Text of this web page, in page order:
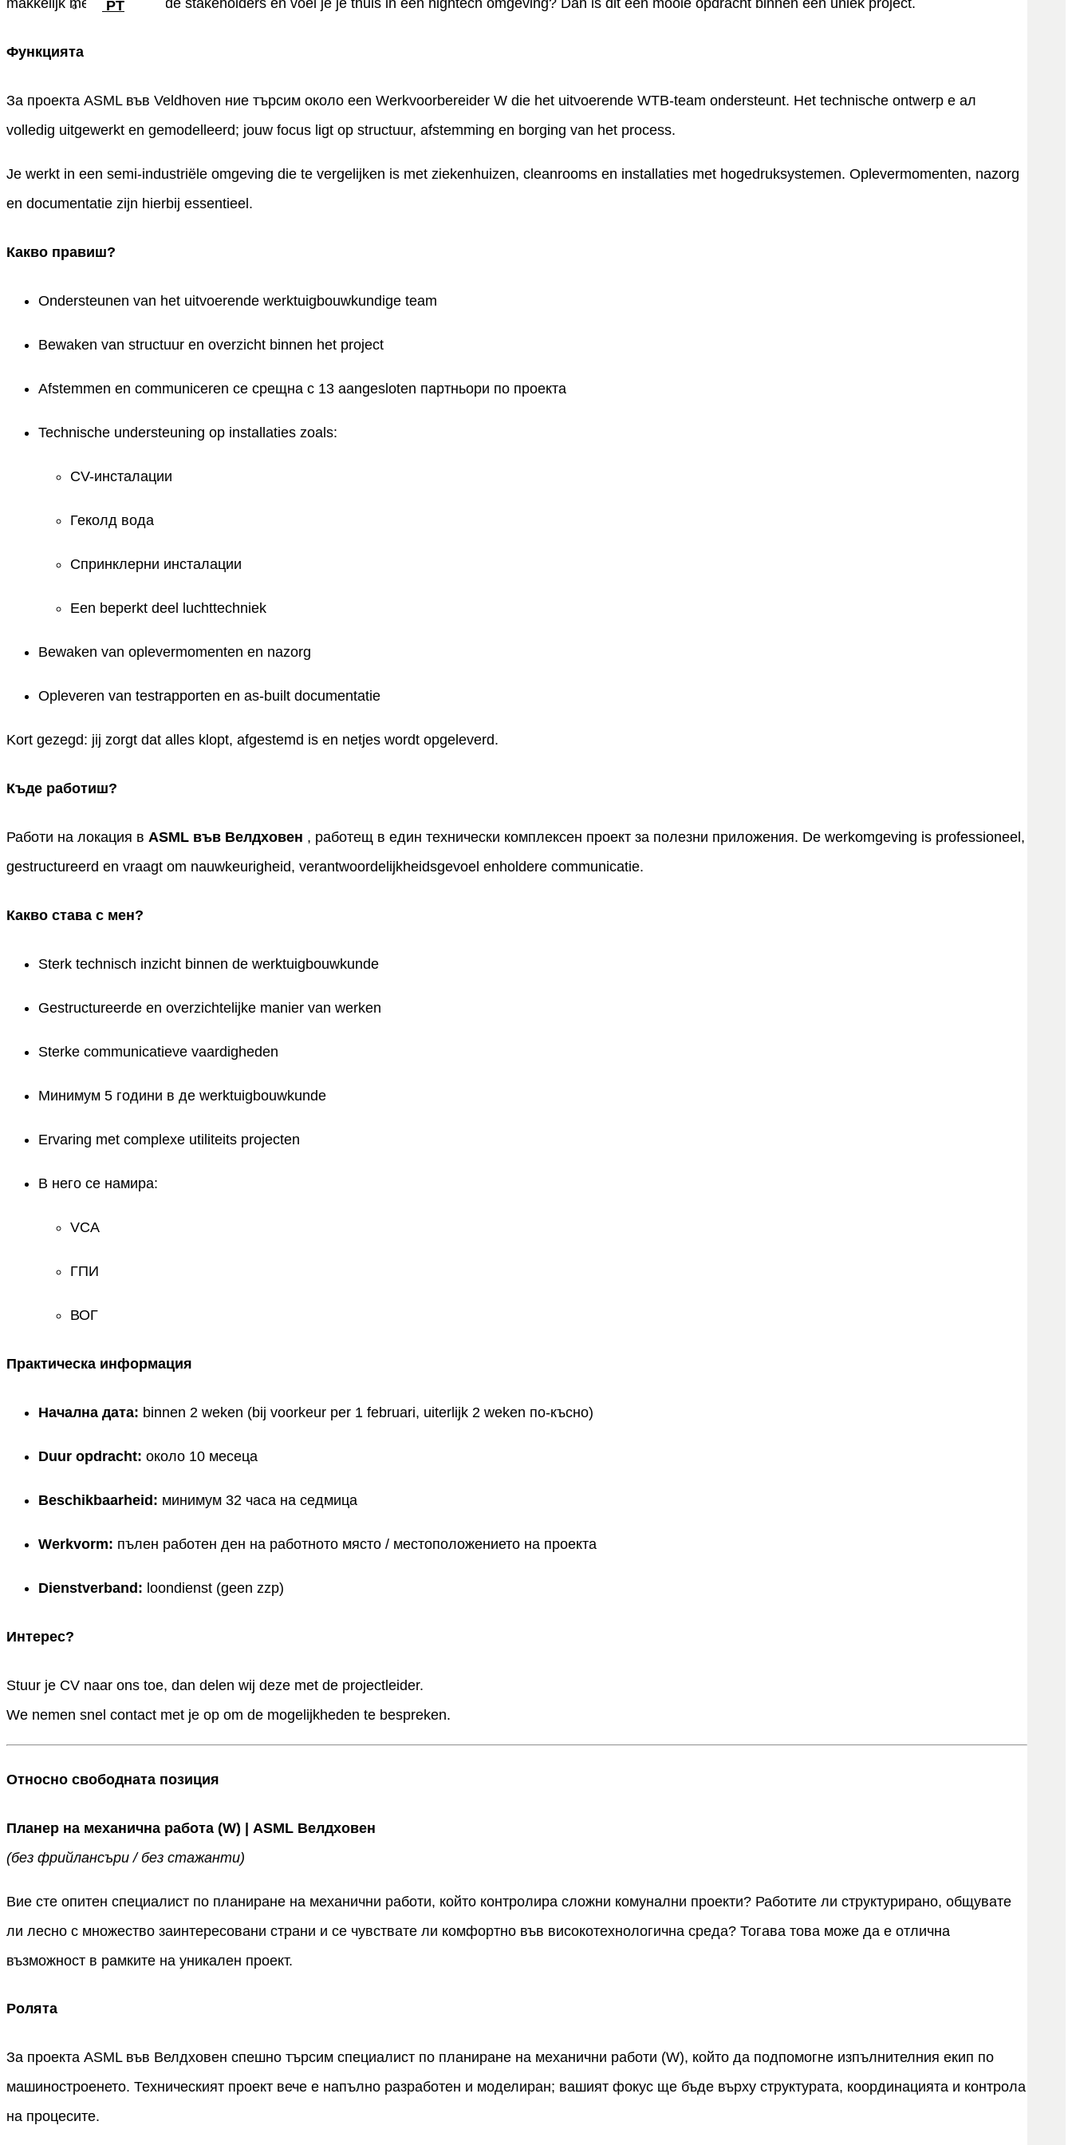
PT
makkelijk met verschillende stakeholders en voel je je thuis in een hightech omgeving? Dan is dit een mooie opdracht binnen een uniek project.
Функцията
За проекта ASML във Veldhoven ние търсим около een Werkvoorbereider W die het uitvoerende WTB-team ondersteunt. Het technische ontwerp е ал
volledig uitgewerkt en gemodelleerd; jouw focus ligt op structuur, afstemming en borging van het process.
Je werkt in een semi-industriële omgeving die te vergelijken is met ziekenhuizen, cleanrooms en installaties met hogedruksystemen. Oplevermomenten, nazorg
en documentatie zijn hierbij essentieel.
Какво правиш?
Ondersteunen van het uitvoerende werktuigbouwkundige team
Bewaken van structuur en overzicht binnen het project
Afstemmen en communiceren се срещна с 13 aangesloten партньори по проекта
Technische understeuning op installaties zoals:
CV-инсталации
Геколд вода
Спринклерни инсталации
Een beperkt deel luchttechniek
Bewaken van oplevermomenten en nazorg
Opleveren van testrapporten en as-built documentatie
Kort gezegd: jij zorgt dat alles klopt, afgestemd is en netjes wordt opgeleverd.
Къде работиш?
Работи на локация в ASML във Велдховен , работещ в един технически комплексен проект за полезни приложения. De werkomgeving is professioneel,
gestructureerd en vraagt om nauwkeurigheid, verantwoordelijkheidsgevoel enholdere communicatie.
Какво става с мен?
Sterk technisch inzicht binnen de werktuigbouwkunde
Gestructureerde en overzichtelijke manier van werken
Sterke communicatieve vaardigheden
Минимум 5 години в де werktuigbouwkunde
Ervaring met complexe utiliteits projecten
В него се намира:
VCA
ГПИ
ВОГ
Практическа информация
Начална дата: binnen 2 weken (bij voorkeur per 1 februari, uiterlijk 2 weken по-късно)
Duur opdracht: около 10 месеца
Beschikbaarheid: минимум 32 часа на седмица
Werkvorm: пълен работен ден на работното място / местоположението на проекта
Dienstverband: loondienst (geen zzp)
Интерес?
Stuur je CV naar ons toe, dan delen wij deze met de projectleider.
We nemen snel contact met je op om de mogelijkheden te bespreken.
Относно свободната позиция
Планер на механична работа (W) | ASML Велдховен
(без фрийлансъри / без стажанти)
Вие сте опитен специалист по планиране на механични работи, който контролира сложни комунални проекти? Работите ли структурирано, общувате
ли лесно с множество заинтересовани страни и се чувствате ли комфортно във високотехнологична среда? Тогава това може да е отлична
възможност в рамките на уникален проект.
Ролята
За проекта ASML във Велдховен спешно търсим специалист по планиране на механични работи (W), който да подпомогне изпълнителния екип по
машиностроенето. Техническият проект вече е напълно разработен и моделиран; вашият фокус ще бъде върху структурата, координацията и контрола
на процесите.